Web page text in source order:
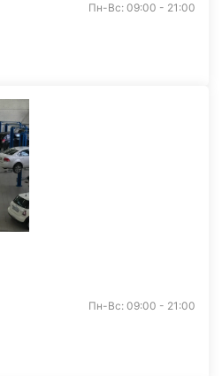
Пн-Вс: 09:00 - 21:00
Пн-Вс: 09:00 - 21:00